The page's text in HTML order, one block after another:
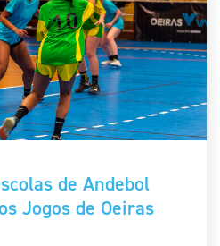
de Andebol
Jogos de Oeiras